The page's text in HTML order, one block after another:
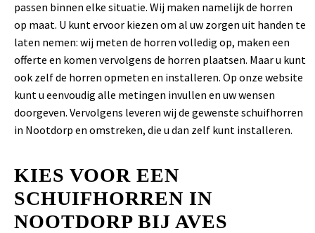
passen binnen elke situatie. Wij maken namelijk de horren
op maat. U kunt ervoor kiezen om al uw zorgen uit handen te
laten nemen: wij meten de horren volledig op, maken een
offerte en komen vervolgens de horren plaatsen. Maar u kunt
ook zelf de horren opmeten en installeren. Op onze website
kunt u eenvoudig alle metingen invullen en uw wensen
doorgeven. Vervolgens leveren wij de gewenste schuifhorren
in Nootdorp en omstreken, die u dan zelf kunt installeren.
KIES VOOR EEN
SCHUIFHORREN IN
NOOTDORP BIJ AVES